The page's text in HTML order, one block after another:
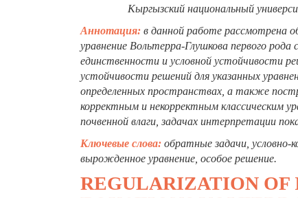
Кыргызский национальный
Аннотация: в данной работе рассмотрена
уравнение Вольтерра-Глушкова первого
единственности и условной устойчивости
устойчивости решений для указанных
определенных пространствах, а также
корректным и некорректным классическим
почвенной влаги, задачах интерпретации
Ключевые слова: обратные задачи, условно-
вырожденное уравнение, особое решение.
REGULARIZATION OF